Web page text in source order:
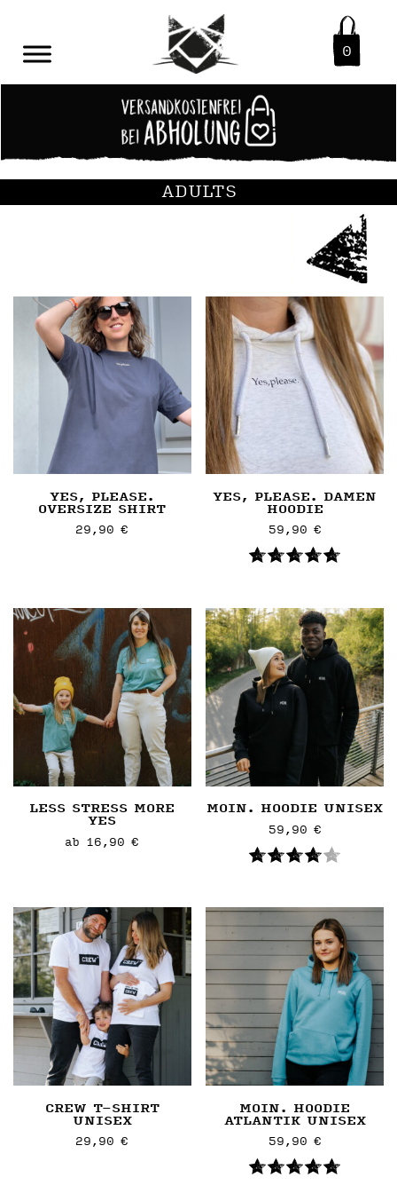
0
ADULTS
YES, PLEASE.
OVERSIZE SHIRT
29,90€
mehrere
Varianten
auf.
Die
Optionen
können
auf
Artikelseite
gewählt
YES, PLEASE. DAMEN
HOODIE
59,90 €
Dieses
mehrere
Varianten
auf.
Die
der
Artikelseite
gewählt
werden
LESS STRESS MORE
YES
ab 16,90€
weist
mehrere
Varianten
auf.
Die
Optionen
können
auf
der
gewählt
werden
MOIN. HOODIE UNISEX
59,90 €
Dieses
mehrere
Varianten
auf.
Die
Optionen
können
auf
der
Artikelseite
gewählt
CREW T-SHIRT
UNISEX
29,90€
MOIN. HOODIE
ATLANTIK UNISEX
59,90 €
Dieses